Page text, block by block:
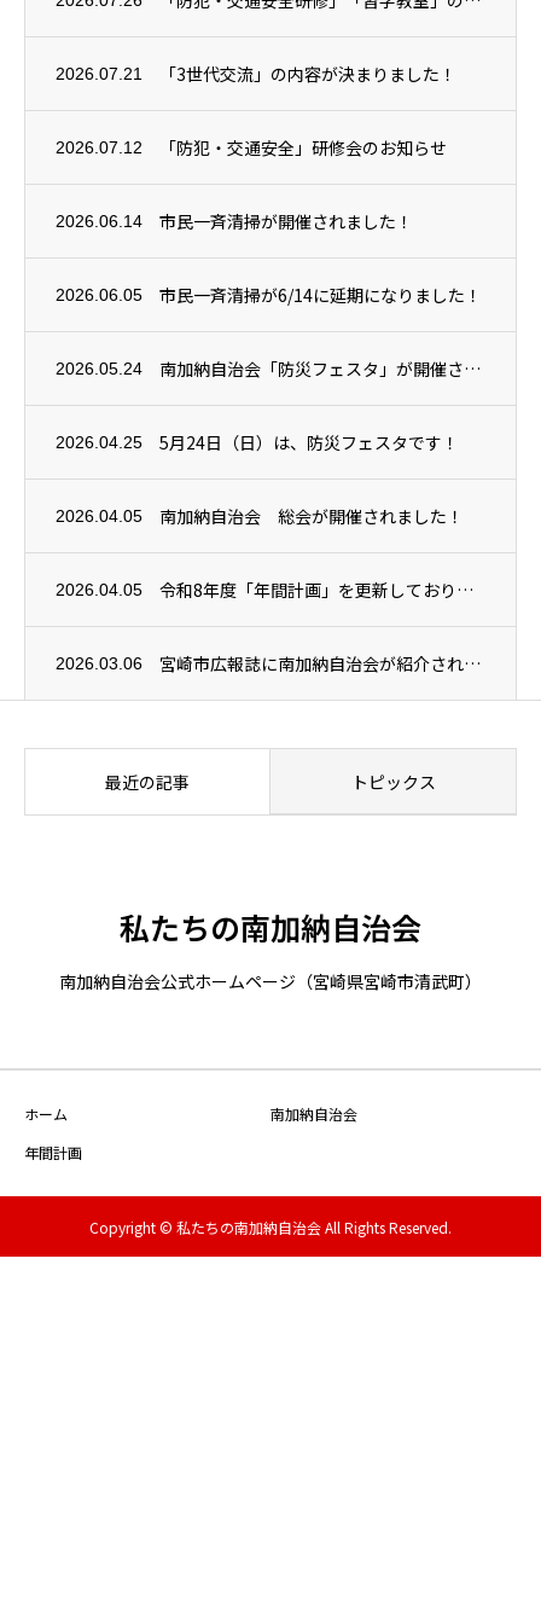
2026.07.21 「3世代交流」の内容が決まりました！
2026.07.12 「防犯・交通安全」研修会のお知らせ
2026.06.14 市民一斉清掃が開催されました！
2026.06.05 市民一斉清掃が6/14に延期になりました！
2026.05.24 南加納自治会「防災フェスタ」が開催されました！
2026.04.25 5月24日（日）は、防災フェスタです！
2026.04.05 南加納自治会 総会が開催されました！
2026.04.05 令和8年度「年間計画」を更新しております
2026.03.06 宮崎市広報誌に南加納自治会が紹介されました
最近の記事 トピックス
私たちの南加納自治会
南加納自治会公式ホームページ（宮崎県宮崎市清武町）
ホーム
南加納自治会
年間計画
Copyright © 私たちの南加納自治会 All Rights Reserved.